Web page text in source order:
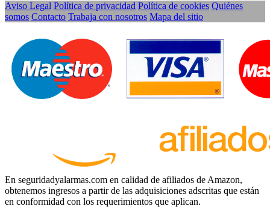
Aviso Legal Política de privacidad Política de cookies Quiénes
somos Contacto Trabaja con nosotros Mapa del sitio
En seguridadyalarmas.com en calidad de afiliados de Amazon,
obtenemos ingresos a partir de las adquisiciones adscritas que están
en conformidad con los requerimientos que aplican.